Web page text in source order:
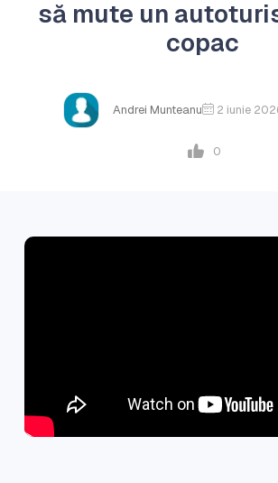
să mute un
copac
Andrei Munteanu 2 iunie
0